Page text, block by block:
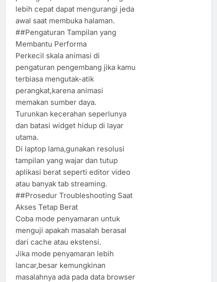
lebih cepat dapat mengurangi jeda
awal saat membuka halaman.
##Pengaturan Tampilan yang
Membantu Performa
Perkecil skala animasi di
pengaturan pengembang jika kamu
terbiasa mengutak-atik
perangkat,karena animasi
memakan sumber daya.
Turunkan kecerahan seperlunya
dan batasi widget hidup di layar
utama.
Di laptop lama,gunakan resolusi
tampilan yang wajar dan tutup
aplikasi berat seperti editor video
atau banyak tab streaming.
##Prosedur Troubleshooting Saat
Akses Tetap Berat
Coba mode penyamaran untuk
menguji apakah masalah berasal
dari cache atau ekstensi.
Jika mode penyamaran lebih
lancar,besar kemungkinan
masalahnya ada pada data browser